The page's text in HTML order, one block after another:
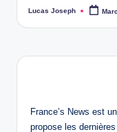
Posted
Lucas Joseph
Tags:
France’s News est
propose les